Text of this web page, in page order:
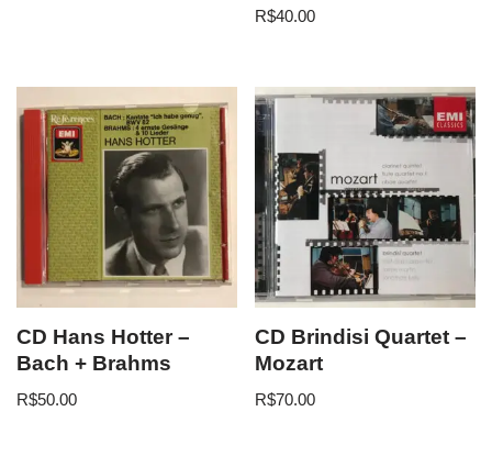
R$40.00
CD Hans Hotter –
Bach + Brahms
R$50.00
CD Brindisi Quartet –
Mozart
R$70.00